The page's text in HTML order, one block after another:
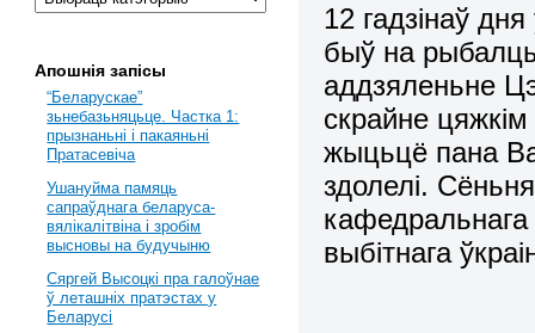
12 гадзінаў
быў на
аддзяленьне
скрайне
жыцьцё пана
здолелі.
выбітнага
Апошнія запісы
“Беларускае”
зьнебазьняцьце. Частка 1:
прызнаньні і пакаяньні
Пратасевіча
Ушануйма памяць
сапраўднага беларуса-
вялікалітвіна і зробім
высновы на будучыню
Сяргей Высоцкі пра галоўнае
ў леташніх пратэстах у
Беларусі